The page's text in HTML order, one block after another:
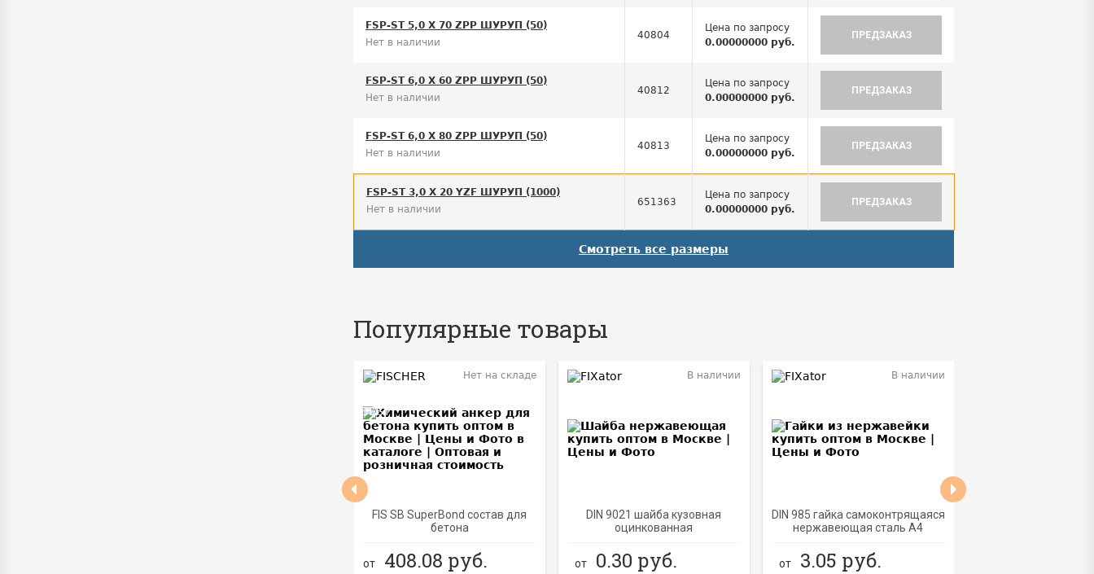
FSP-ST 5,0 X 70 ZPP ШУРУП (50)
Нет в наличии
40804
Цена по запросу
0.00000000 руб.
ПРЕДЗАКАЗ
FSP-ST 6,0 X 60 ZPP ШУРУП (50)
Нет в наличии
40812
Цена по запросу
0.00000000 руб.
ПРЕДЗАКАЗ
FSP-ST 6,0 X 80 ZPP ШУРУП (50)
Нет в наличии
40813
Цена по запросу
0.00000000 руб.
ПРЕДЗАКАЗ
FSP-ST 3,0 X 20 YZF ШУРУП (1000)
Нет в наличии
651363
Цена по запросу
0.00000000 руб.
ПРЕДЗАКАЗ
Смотреть все размеры
Популярные товары
BEST
FIS SB SuperBond состав для
бетона
Нет на складе
от 408.08 руб.
DIN 9021 шайба кузовная
оцинкованная
В наличии
от 0.30 руб.
DIN 985 гайка самоконтрящаяся
нержавеющая сталь A4
В наличии
от 3.05 руб.